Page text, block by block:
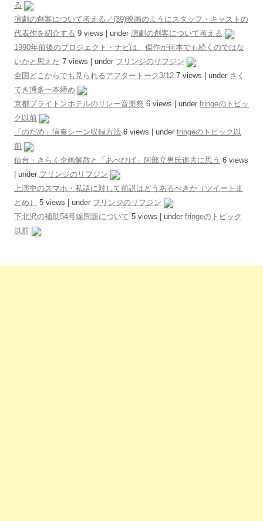
る
演劇の創客について考える／(39)映画のようにスタッフ・キャストの
代表作を紹介する 9 views under 演劇の創客について考える
1990年前後のプロジェクト・ナビは、傑作が何本でも続くのではな
いかと思えた 7 views under フリンジのリフジン
全国どこからでも見られるアフタートーク3/12 7 views under さく
てき博多一本締め
京都ブライトンホテルのリレー音楽祭 6 views under fringeのトピッ
ク以前
「のだめ」演奏シーン収録方法 6 views under fringeのトピック以
前
仙台・きらく企画解散と「あべひげ」阿部立男氏逝去に思う 6 views
under フリンジのリフジン
上演中のスマホ・私語に対して前説はどうあるべきか（ツイートま
とめ）
5 views under フリンジのリフジン
下北沢の補助54号線問題について 5 views under fringeのトピック
以前